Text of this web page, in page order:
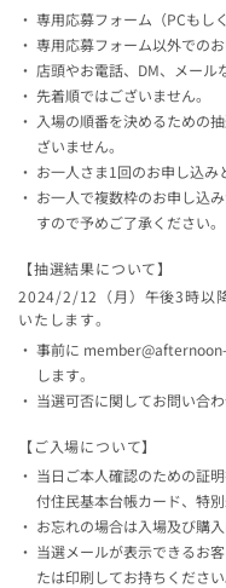
専用応募フォーム（PCもし
専用応募フォーム以外での
店頭やお電話、DM、メール
先着順ではございません。
入場の順番を決めるための
ざいません。
お一人さま1回のお申し込み
お一人で複数枠のお申し込
すので予めご了承ください。
【抽選結果について】
2024/2/12（月）午後3時以
いたします。
事前に
します。
当選可否に関してお問い合
【ご入場について】
当日ご本人確認のための証
付住民基本台帳カード、特
お忘れの場合は入場及び購
当選メールが表示できるお
たは印刷してお持ちくださ